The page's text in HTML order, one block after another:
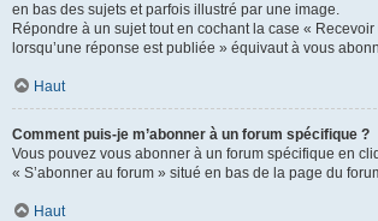
en bas des sujets et parfois illustré par une image.
Répondre à un sujet tout en cochant la case «
lorsqu’une réponse est publiée » équivaut à vous
Haut
Comment puis-je m’abonner à un forum spécifique ?
Vous pouvez vous abonner à un forum spécifique en
« S’abonner au forum » situé en bas de la page du
Haut